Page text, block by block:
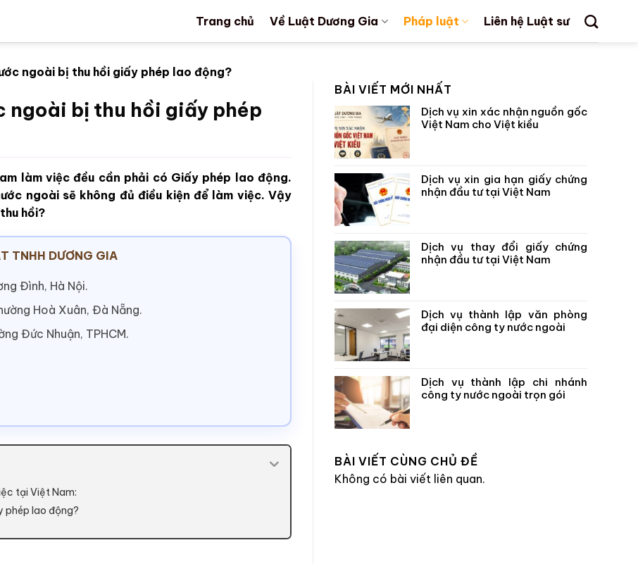
Trang chủ Về Luật Dương Gia Pháp luật Liên hệ Luật sư
ngoài bị thu hồi giấy phép lao động?
ngoài bị thu hồi giấy phép
làm việc đều cần phải có Giấy phép lao động.
ngoài sẽ không đủ điều kiện để làm việc. Vậy
hồi?
TNHH DƯƠNG GIA
Đình, Hà Nội.
Hoà Xuân, Đà Nẵng.
Đức Nhuận, TPHCM.
tại Việt Nam:
phép lao động?
BÀI VIẾT MỚI NHẤT
Dịch vụ xin xác nhận nguồn gốc
Việt Nam cho Việt kiều
Dịch vụ xin gia hạn giấy chứng
nhận đầu tư tại Việt Nam
Dịch vụ thay đổi giấy chứng
nhận đầu tư tại Việt Nam
Dịch vụ thành lập văn phòng
đại diện công ty nước ngoài
Dịch vụ thành lập chi nhánh
công ty nước ngoài trọn gói
BÀI VIẾT CÙNG CHỦ ĐỀ
Không có bài viết liên quan.